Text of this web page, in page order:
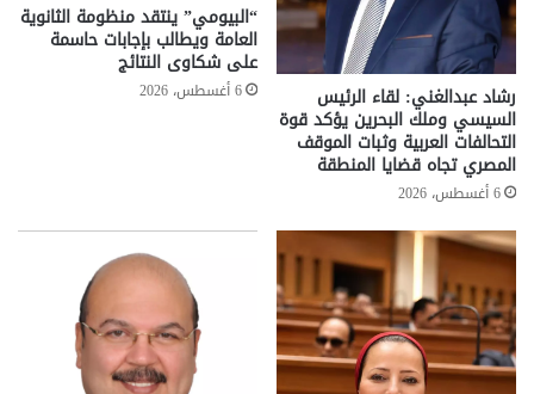
رشاد عبدالغني: لقاء الرئيس
السيسي وملك البحرين يؤكد قوة
التحالفات العربية وثبات الموقف
المصري تجاه قضايا المنطقة
6 أغسطس، 2026
“البيومي” ينتقد منظومة الثانوية
العامة ويطالب بإجابات حاسمة
على شكاوى النتائج
6 أغسطس، 2026